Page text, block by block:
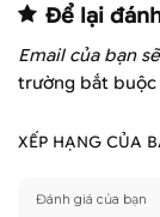
Để lại
Email của bạn
trường bắt buộc
XẾP HẠNG CỦA